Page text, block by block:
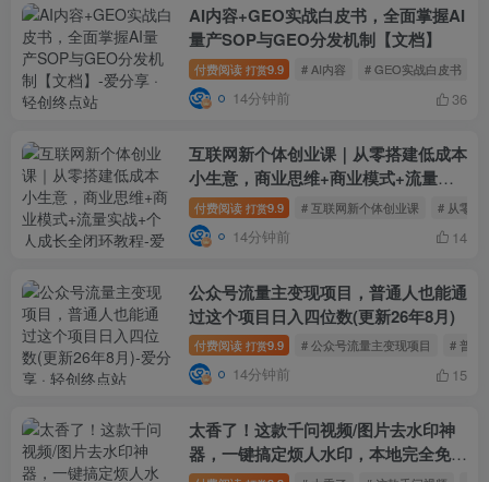
AI内容+GEO实战白皮书，全面掌握AI
量产SOP与GEO分发机制【文档】
付费阅读 打赏9.9 # AI内容 # GEO实战白皮书
14分钟前 36
互联网新个体创业课｜从零搭建低成本
小生意，商业思维+商业模式+流量实
战+个人成长全闭环教程
付费阅读 打赏9.9 # 互联网新个体创业课 # 从零搭
14分钟前 14
公众号流量主变现项目，普通人也能通
过这个项目日入四位数(更新26年8月)
付费阅读 打赏9.9 # 公众号流量主变现项目 # 普通
14分钟前 15
太香了！这款千问视频/图片去水印神
器，一键搞定烦人水印，本地完全免